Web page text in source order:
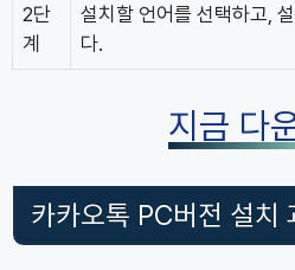
2단
계
설치할 언어를 선택하고,
다.
지금 다
카카오톡 PC버전 설치